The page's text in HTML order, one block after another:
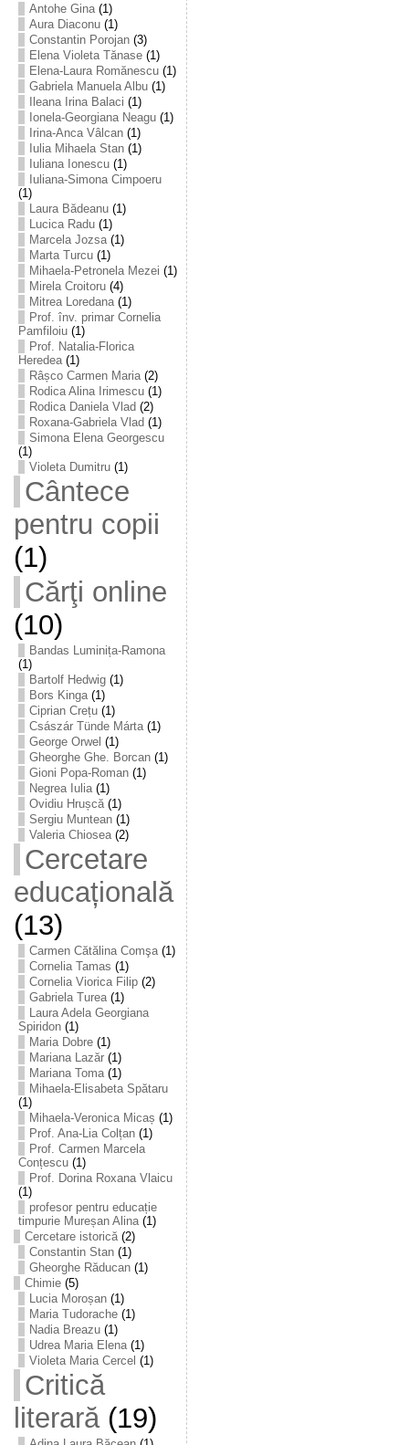
Antohe Gina(1)
Aura Diaconu(1)
Constantin Porojan(3)
Elena Violeta Tănase(1)
Elena-Laura Romănescu(1)
Gabriela Manuela Albu(1)
Ileana Irina Balaci (1)
Ionela-Georgiana Neagu(1)
Irina-Anca Vâlcan(1)
Iulia Mihaela Stan(1)
Iuliana Ionescu(1)
Iuliana-Simona Cimpoeru
(1)
Laura Bădeanu(1)
Lucica Radu(1)
Marcela Jozsa(1)
Marta Turcu(1)
Mihaela-Petronela Mezei (1)
Mirela Croitoru(4)
Mitrea Loredana(1)
Prof. înv. primar Cornelia
Pamfiloiu(1)
Prof. Natalia-Florica
Heredea(1)
Râșco Carmen Maria(2)
Rodica Alina Irimescu(1)
Rodica Daniela Vlad (2)
Roxana-Gabriela Vlad (1)
Simona Elena Georgescu
(1)
Violeta Dumitru(1)
Cântece
pentru copii
(1)
Cărţi online
(10)
Bandas Luminița-Ramona
(1)
Bartolf Hedwig(1)
Bors Kinga(1)
Ciprian Crețu(1)
Császár Tünde Márta(1)
George Orwel (1)
Gheorghe Ghe. Borcan(1)
Gioni Popa-Roman(1)
Negrea Iulia(1)
Ovidiu Hrușcă(1)
Sergiu Muntean(1)
Valeria Chiosea(2)
Cercetare
educațională
(13)
Carmen Cătălina Comşa(1)
Cornelia Tamas (1)
Cornelia Viorica Filip(2)
Gabriela Turea(1)
Laura Adela Georgiana
Spiridon(1)
Maria Dobre(1)
Mariana Lazăr(1)
Mariana Toma(1)
Mihaela-Elisabeta Spătaru
(1)
Mihaela-Veronica Micaș (1)
Prof. Ana-Lia Colțan(1)
Prof. Carmen Marcela
Conțescu(1)
Prof. Dorina Roxana Vlaicu
(1)
profesor pentru educație
timpurie Mureșan Alina(1)
Cercetare istorică(2)
Constantin Stan(1)
Gheorghe Răducan(1)
Chimie(5)
Lucia Moroșan(1)
Maria Tudorache(1)
Nadia Breazu(1)
Udrea Maria Elena(1)
Violeta Maria Cercel (1)
Critică
literară(19)